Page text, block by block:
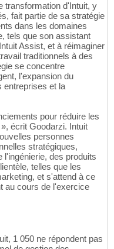
transformation d'Intuit, y
fait partie de sa stratégie
dans les domaines
tels que son assistant
Assist, et à réimaginer
traditionnels à des
se concentre
l'expansion du
entreprises et la
pour réduire les
écrit Goodarzi. Intuit
personnes
stratégiques,
l'ingénierie, des produits
telles que les
et s'attend à ce
au cours de l'exercice
1 050 ne répondent pas